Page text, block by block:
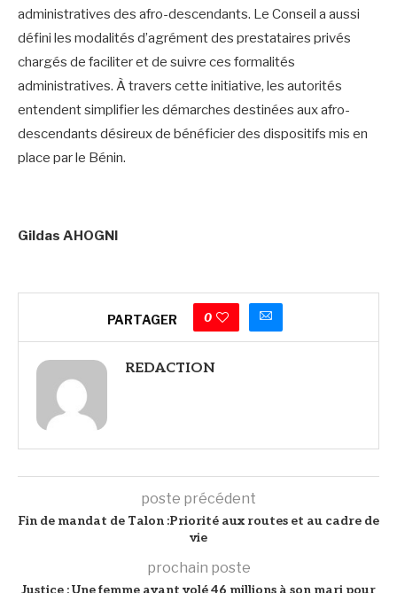
administratives des afro-descendants. Le Conseil a aussi
défini les modalités d’agrément des prestataires privés
chargés de faciliter et de suivre ces formalités
administratives. À travers cette initiative, les autorités
entendent simplifier les démarches destinées aux afro-
descendants désireux de bénéficier des dispositifs mis en
place par le Bénin.
Gildas AHOGNI
PARTAGER 0
REDACTION
poste précédent
Fin de mandat de Talon :Priorité aux routes et au cadre de
vie
prochain poste